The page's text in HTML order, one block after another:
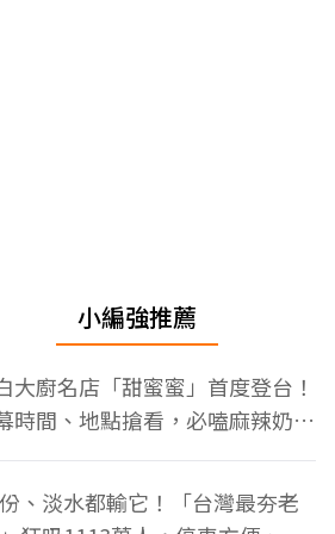
小編強推薦
大廚名店「甜蜜蜜」首度登台！
時間、地點搶看，必嗑麻辣奶油
、淡水都輸它！「台灣最夯老